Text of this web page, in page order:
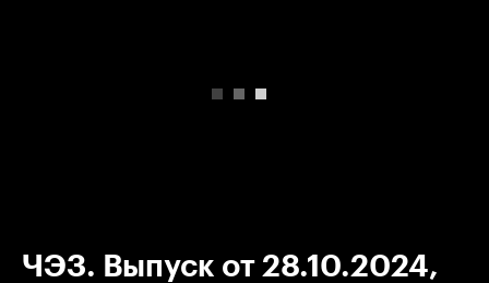
ЧЭЗ. Выпуск от 28.10.2024,